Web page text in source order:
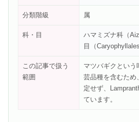
分類階級 属
科・目
ハマミズナ科（
目（Caryophyllales
この記事で扱う
範囲
マツバギクという
芸品種を含むため
定せず、
ています。